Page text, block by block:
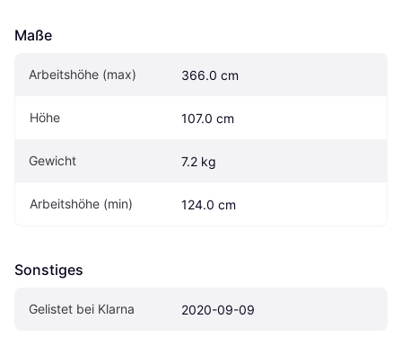
Maße
Arbeitshöhe (max) 366.0 cm
Höhe 107.0 cm
Gewicht 7.2 kg
Arbeitshöhe (min) 124.0 cm
Sonstiges
Gelistet bei Klarna 2020-09-09